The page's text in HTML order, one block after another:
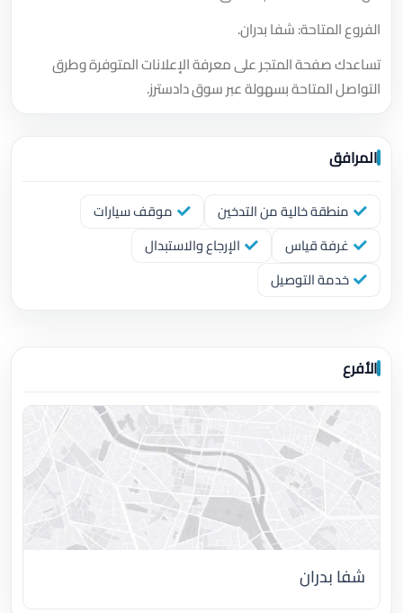
الفروع المتاحة: شفا بدران.
تساعدك صفحة المتجر على معرفة الإعلانات المتوفرة وطرق
التواصل المتاحة بسهولة عبر سوق دادسترز.
المرافق
منطقة خالية من التدخين
موقف سيارات
غرفة قياس
الإرجاع والاستبدال
خدمة التوصيل
الأفرع
شفا بدران